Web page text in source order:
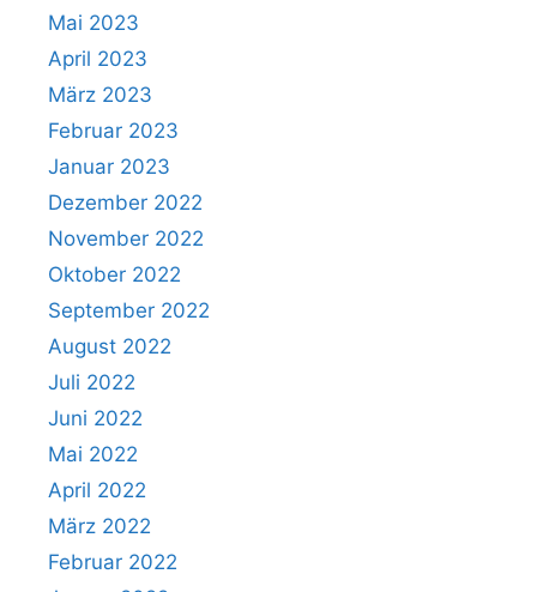
Mai 2023
April 2023
März 2023
Februar 2023
Januar 2023
Dezember 2022
November 2022
Oktober 2022
September 2022
August 2022
Juli 2022
Juni 2022
Mai 2022
April 2022
März 2022
Februar 2022